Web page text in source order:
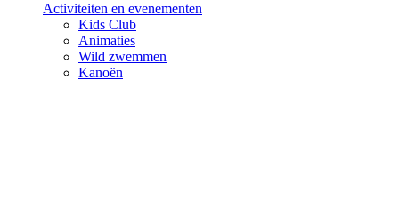
Activiteiten en evenementen
Kids Club
Animaties
Wild zwemmen
Kanoën